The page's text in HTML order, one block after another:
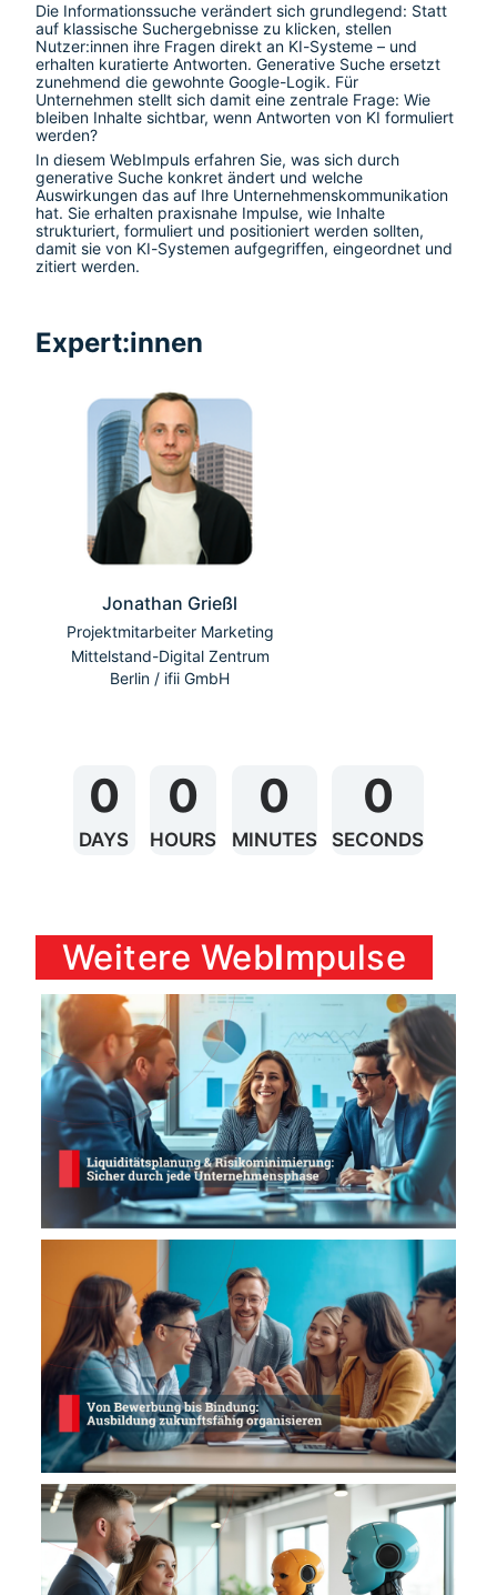
Die Informationssuche verändert sich grundlegend: Statt
auf klassische Suchergebnisse zu klicken, stellen
Nutzer:innen ihre Fragen direkt an KI-Systeme – und
erhalten kuratierte Antworten. Generative Suche ersetzt
zunehmend die gewohnte Google-Logik. Für
Unternehmen stellt sich damit eine zentrale Frage: Wie
bleiben Inhalte sichtbar, wenn Antworten von KI formuliert
werden?
In diesem WebImpuls erfahren Sie, was sich durch
generative Suche konkret ändert und welche
Auswirkungen das auf Ihre Unternehmenskommunikation
hat. Sie erhalten praxisnahe Impulse, wie Inhalte
strukturiert, formuliert und positioniert werden sollten,
damit sie von KI-Systemen aufgegriffen, eingeordnet und
zitiert werden.
Expert:innen
Jonathan Grießl
Projektmitarbeiter Marketing
Mittelstand-Digital Zentrum
Berlin / ifii GmbH
0
DAYS
0
HOURS
0
MINUTES
0
SECONDS
Weitere WebImpulse